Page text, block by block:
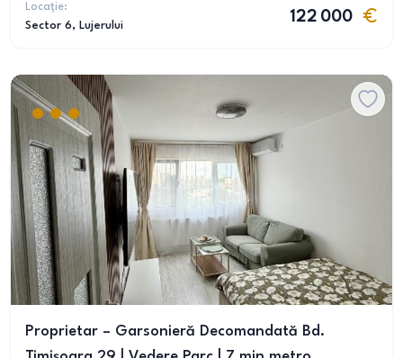
Locație:
Sector 6, Lujerului
122 000
Proprietar – Garsonieră Decomandată Bd.